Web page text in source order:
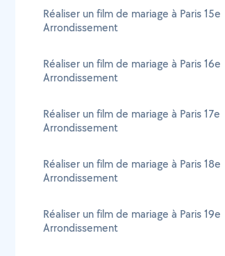
Réaliser un film de mariage à Paris 15e
Arrondissement
Réaliser un film de mariage à Paris 16e
Arrondissement
Réaliser un film de mariage à Paris 17e
Arrondissement
Réaliser un film de mariage à Paris 18e
Arrondissement
Réaliser un film de mariage à Paris 19e
Arrondissement